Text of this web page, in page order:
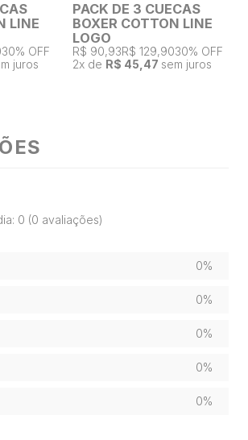
LINE
30% OFF
juros
PACK DE 3 CUECAS
BOXER COTTON LINE
LOGO
R$ 90,93R$ 129,9030% OFF
2x de R$ 45,47 sem juros
0 (0 avaliações)
0%
0%
0%
0%
0%